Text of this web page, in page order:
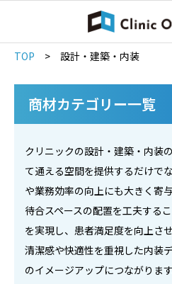
TOP > 設計・建築・内装
商材カテゴリー一覧
クリニックの設計・建築・内装
て通える空間を提供するだけで
や業務効率の向上にも大きく寄
待合スペースの配置を工夫する
を実現し、患者満足度を向上さ
清潔感や快適性を重視した内装
のイメージアップにつながりま